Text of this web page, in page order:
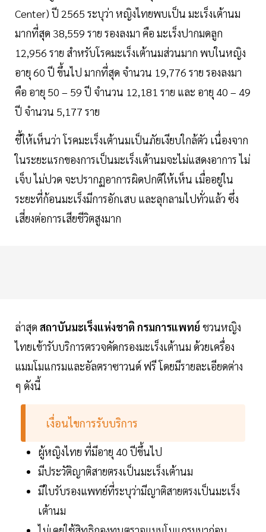
Center) ปี 2565 ระบุว่า หญิงไทยพบเป็น มะเร็งเต้านม
มากที่สุด 38,559 ราย รองลงมา คือ มะเร็งปากมดลูก
12,956 ราย สำหรับโรคมะเร็งเต้านมส่วนมาก พบในหญิง
อายุ 60 ปี ขึ้นไป มากที่สุด จำนวน 19,776 ราย รองลงมา
คือ อายุ 50 – 59 ปี จำนวน 12,181 ราย และ อายุ 40 – 49
ปี จำนวน 5,177 ราย
ชี้ให้เห็นว่า โรคมะเร็งเต้านมเป็นภัยเงียบใกล้ตัว เนื่องจาก
ในระยะแรกของการเป็นมะเร็งเต้านมจะไม่แสดงอาการ ไม่
เจ็บ ไม่ปวด จะปรากฏอาการผิดปกติให้เห็น เมื่ออยู่ใน
ระยะที่ก้อนมะเร็งมีการอักเสบ และลุกลามไปทั่วแล้ว ซึ่ง
เสี่ยงต่อการเสียชีวิตสูงมาก
ล่าสุด สถาบันมะเร็งแห่งชาติ กรมการแพทย์ ชวนหญิง
ไทยเข้ารับบริการตรวจคัดกรองมะเร็งเต้านม ด้วยเครื่อง
แมมโมแกรมและอัลตราซาวนด์ ฟรี โดยมีรายละเอียดต่าง
ๆ ดังนี้
เงื่อนไขการรับบริการ
ผู้หญิงไทย ที่มีอายุ 40 ปีขึ้นไป
มีประวัติญาติสายตรงเป็นมะเร็งเต้านม
มีใบรับรองแพทย์ที่ระบุว่ามีญาติสายตรงเป็นมะเร็ง
เต้านม